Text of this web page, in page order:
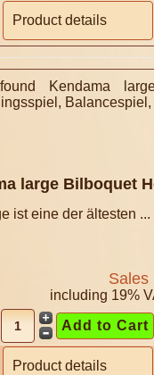
Product details
large Bilboquet
ist eine der ältesten ...
Sales
including 19%
Product details